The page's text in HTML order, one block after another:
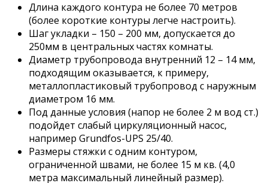
Длина каждого контура не более 70 метров
(более короткие контуры легче настроить).
Шаг укладки – 150 – 200 мм, допускается до
250мм в центральных частях комнаты.
Диаметр трубопровода внутренний 12 – 14 мм,
подходящим оказывается, к примеру,
металлопластиковый трубопровод с наружным
диаметром 16 мм.
Под данные условия (напор не более 2 м вод ст.)
подойдет слабый циркуляционный насос,
например Grundfos-UPS 25/40.
Размеры стяжки с одним контуром,
ограниченной швами, не более 15 м кв. (4,0
метра максимальный линейный размер).